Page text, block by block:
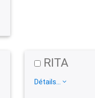
RITA
Détails...